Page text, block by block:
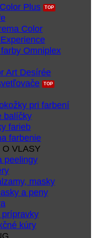
Plus
Color
Omniplex
Art Desírée
pri farbení
balíčky
farieb
farbenie
VLASY
peelingy
masky
a peny
kúry